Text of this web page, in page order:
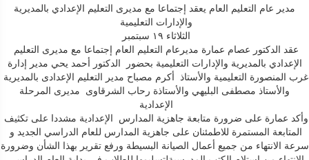
مدير عام التعليم العام يعقد إجتماعا مع مديرى التعليم الإعدادي بالمديرية
والإدارات التعليمية
الثلاثاء ١٩ سبتمبر
عقد الدكتور عصام عمارة مديرعام التعليم العام إجتماعا مع مديرى التعليم
الإعدادي بالمديرية والإدارات التعليمية بحضور الدكتور أحمد يحي مدير إدارة
غرب المنصورة التعليمية والأستاذ أكرم مصباح مدير التعليم الإعدادى بالمديرية
والأستاذ مصطفى البليهي والأستاذة رحاب الشرقاوى مديرى المرحلة
الإعدادية
وأكد عمارة على ضرورة متابعة جاهزية المدارس الإعدادية مشددا على تكثيف
المتابعة المستمرة للاطمئنان على جاهزية المدارس للعام الدراسي الجديد و
سرعة الانتهاء من جميع أعمال الصيانة البسيطة ورفع تقرير بهذا الشأن وضرورة